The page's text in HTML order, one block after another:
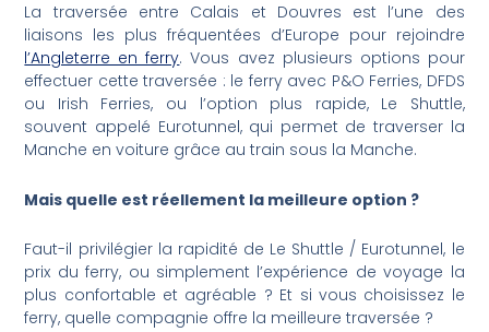
La traversée entre Calais et Douvres est l’une des
liaisons les plus fréquentées d’Europe pour rejoindre
l’Angleterre en ferry. Vous avez plusieurs options pour
effectuer cette traversée : le ferry avec P&O Ferries, DFDS
ou Irish Ferries, ou l’option plus rapide, Le Shuttle,
souvent appelé Eurotunnel, qui permet de traverser la
Manche en voiture grâce au train sous la Manche.
Mais quelle est réellement la meilleure option ?
Faut-il privilégier la rapidité de Le Shuttle / Eurotunnel, le
prix du ferry, ou simplement l’expérience de voyage la
plus confortable et agréable ? Et si vous choisissez le
ferry, quelle compagnie offre la meilleure traversée ?